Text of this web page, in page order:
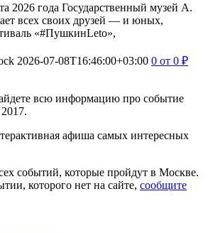
2026 года Государственный музей А.
всех своих друзей — и юных,
«#ПушкинLeto»,
2026-07-08T16:46:00+03:00 0 от 0 ₽
всю информацию про событие
афиша самых интересных
событий, которые пройдут в Москве.
которого нет на сайте, сообщите